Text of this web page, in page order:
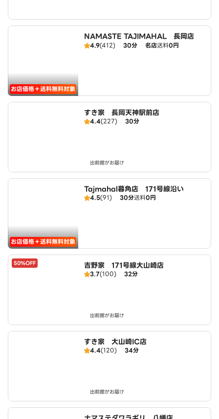
お店価格＋送料無料対象
NAMASTE TAJIMAHAL 長岡店
4.9(412) 30分 名店送料0円
すき家 長岡天神駅前店
4.4(227) 30分
出前館がお届け
お店価格＋送料無料対象
Tajmahal暮角店 171号線沿い
4.5(91) 30分送料0円
50%OFF 吉野家 171号線大山崎店
3.7(100) 32分
出前館がお届け
すき家 大山崎IC店
4.4(120) 34分
出前館がお届け